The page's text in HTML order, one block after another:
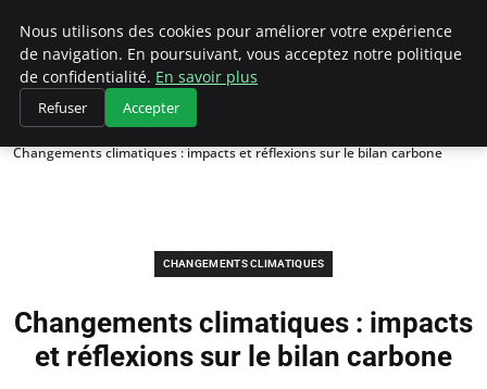
Climategatecountryclub.com
Accueil
Changements climatiques
Changements climatiques : impacts et réflexions sur le bilan carbone
CHANGEMENTS CLIMATIQUES
Changements climatiques : impacts
et réflexions sur le bilan carbone
Nous utilisons des cookies pour améliorer votre expérience
de navigation. En poursuivant, vous acceptez notre politique
de confidentialité. En savoir plus
Refuser Accepter